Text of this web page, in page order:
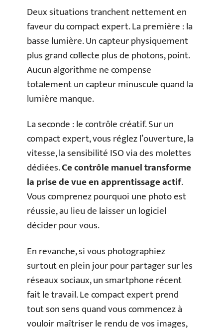
Deux situations tranchent nettement en
faveur du compact expert. La première : la
basse lumière. Un capteur physiquement
plus grand collecte plus de photons, point.
Aucun algorithme ne compense
totalement un capteur minuscule quand la
lumière manque.
La seconde : le contrôle créatif. Sur un
compact expert, vous réglez l’ouverture, la
vitesse, la sensibilité ISO via des molettes
dédiées.Ce contrôle manuel transforme
la prise de vue en apprentissage actif.
Vous comprenez pourquoi une photo est
réussie, au lieu de laisser un logiciel
décider pour vous.
En revanche, si vous photographiez
surtout en plein jour pour partager sur les
réseaux sociaux, un smartphone récent
fait le travail. Le compact expert prend
tout son sens quand vous commencez à
vouloir maîtriser le rendu de vos images,